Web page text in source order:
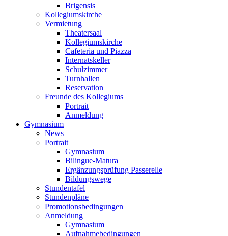
Brigensis
Kollegiumskirche
Vermietung
Theatersaal
Kollegiumskirche
Cafeteria und Piazza
Internatskeller
Schulzimmer
Turnhallen
Reservation
Freunde des Kollegiums
Portrait
Anmeldung
Gymnasium
News
Portrait
Gymnasium
Bilingue-Matura
Ergänzungsprüfung Passerelle
Bildungswege
Stundentafel
Stundenpläne
Promotionsbedingungen
Anmeldung
Gymnasium
Aufnahmebedingungen